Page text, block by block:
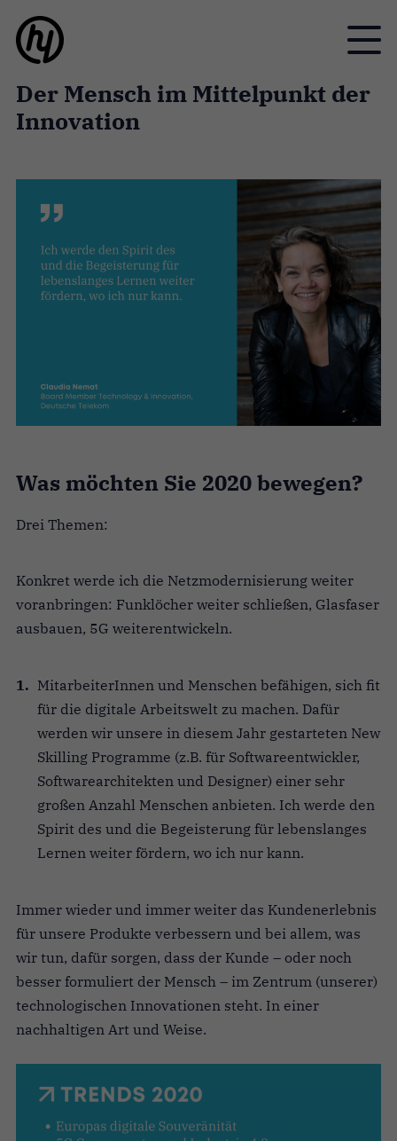
Toggle
Der Mensch im Mittelpunkt der
Innovation
Was möchten Sie 2020 bewegen?
Drei Themen:
Konkret werde ich die Netzmodernisierung weiter
voranbringen: Funklöcher weiter schließen, Glasfaser
ausbauen, 5G weiterentwickeln.
MitarbeiterInnen und Menschen befähigen, sich fit
für die digitale Arbeitswelt zu machen. Dafür
werden wir unsere in diesem Jahr gestarteten New
Skilling Programme (z.B. für Softwareentwickler,
Softwarearchitekten und Designer) einer sehr
großen Anzahl Menschen anbieten. Ich werde den
Spirit des und die Begeisterung für lebenslanges
Lernen weiter fördern, wo ich nur kann.
Immer wieder und immer weiter das Kundenerlebnis
für unsere Produkte verbessern und bei allem, was
wir tun, dafür sorgen, dass der Kunde – oder noch
besser formuliert der Mensch – im Zentrum (unserer)
technologischen Innovationen steht. In einer
nachhaltigen Art und Weise.